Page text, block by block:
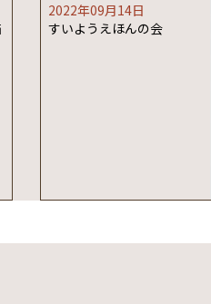
2022年09月14日
すいようえほんの会